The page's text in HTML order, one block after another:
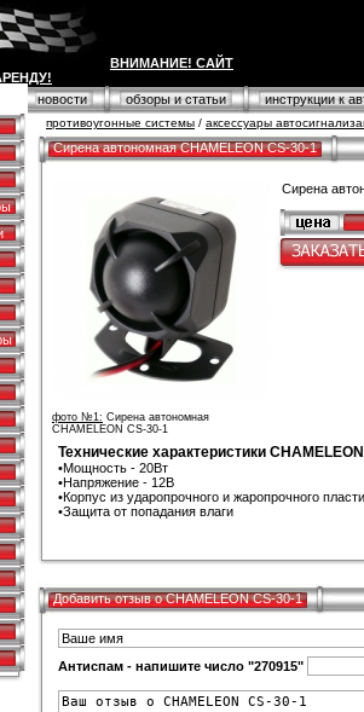
ВНИМАНИЕ! САЙТ
новости обзоры и статьи
инструкции к
противоугонные системы / аксессуары
Сирена автономная CHAMELEON CS-30-1
фото №1: Сирена автономная
CHAMELEON CS-30-1
Сирена
Технические характеристики
•Мощность - 20Вт
•Напряжение - 12В
•Корпус из ударопрочного и жаропрочного
•Защита от попадания влаги
Добавить отзыв о CHAMELEON CS-30-1
Антиспам - напишите число "270915"